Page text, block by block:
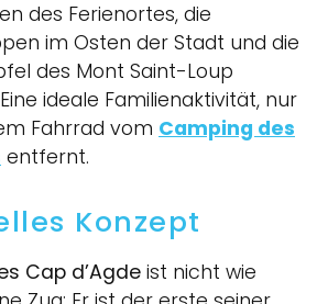
des Ferienortes, die
im Osten der Stadt und die
des Mont Saint-Loup
ideale Familienaktivität, nur
Fahrrad vom Camping des
entfernt.
Konzept
Cap d’Agde ist nicht wie